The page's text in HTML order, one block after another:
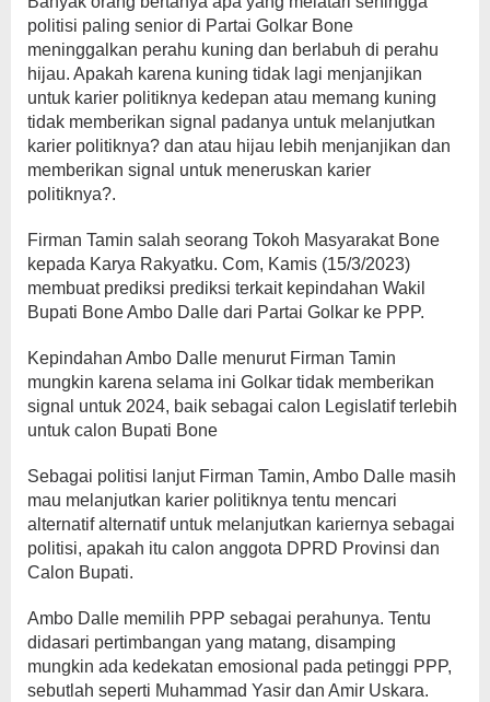
politisi paling senior di Partai Golkar Bone
meninggalkan perahu kuning dan berlabuh di perahu
hijau. Apakah karena kuning tidak lagi menjanjikan
untuk karier politiknya kedepan atau memang kuning
tidak memberikan signal padanya untuk melanjutkan
karier politiknya? dan atau hijau lebih menjanjikan dan
memberikan signal untuk meneruskan karier
politiknya?.
Firman Tamin salah seorang Tokoh Masyarakat Bone
kepada Karya Rakyatku. Com, Kamis (15/3/2023)
membuat prediksi prediksi terkait kepindahan Wakil
Bupati Bone Ambo Dalle dari Partai Golkar ke PPP.
Kepindahan Ambo Dalle menurut Firman Tamin
mungkin karena selama ini Golkar tidak memberikan
signal untuk 2024, baik sebagai calon Legislatif terlebih
untuk calon Bupati Bone
Sebagai politisi lanjut Firman Tamin, Ambo Dalle masih
mau melanjutkan karier politiknya tentu mencari
alternatif alternatif untuk melanjutkan kariernya sebagai
politisi, apakah itu calon anggota DPRD Provinsi dan
Calon Bupati.
Ambo Dalle memilih PPP sebagai perahunya. Tentu
didasari pertimbangan yang matang, disamping
mungkin ada kedekatan emosional pada petinggi PPP,
sebutlah seperti Muhammad Yasir dan Amir Uskara.